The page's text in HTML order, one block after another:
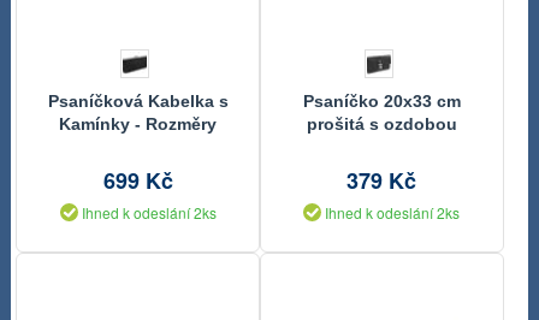
Psaníčková Kabelka s
Kamínky - Rozměry
699 Kč
Ihned k odeslání 2ks
Psaníčko 20x33 cm
prošitá s ozdobou
379 Kč
Ihned k odeslání 2ks